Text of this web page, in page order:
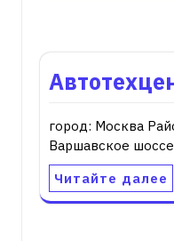
город: Москва
Варшавское
Читайте далее